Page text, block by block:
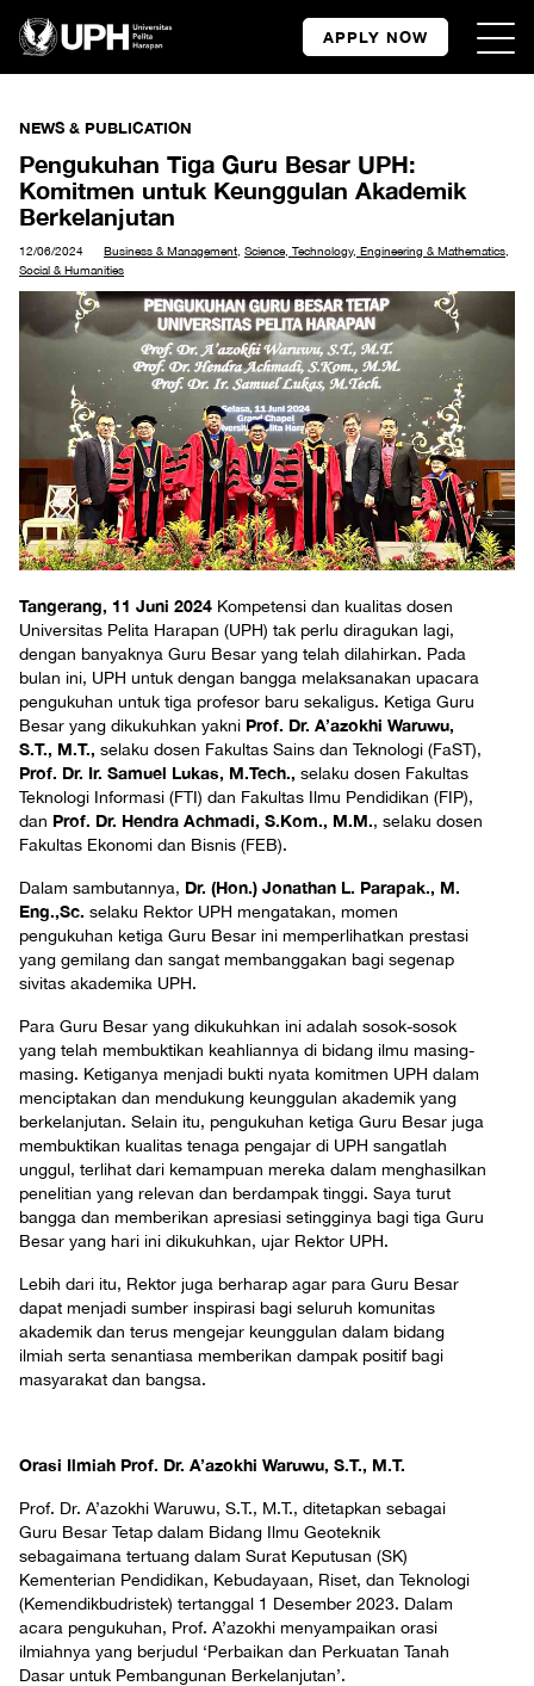
APPLY NOW
NEWS & PUBLICATION
Pengukuhan Tiga Guru Besar UPH:
Komitmen untuk Keunggulan Akademik
Berkelanjutan
12/06/2024 Business & Management Science, Technology, Engineering & Mathematics
Social & Humanities
Tangerang, 11 Juni 2024 Kompetensi dan kualitas dosen
Universitas Pelita Harapan (UPH) tak perlu diragukan lagi,
dengan banyaknya Guru Besar yang telah dilahirkan. Pada
bulan ini, UPH untuk dengan bangga melaksanakan upacara
pengukuhan untuk tiga profesor baru sekaligus. Ketiga Guru
Besar yang dikukuhkan yakni Prof. Dr. A’azokhi Waruwu,
S.T., M.T., selaku dosen Fakultas Sains dan Teknologi (FaST),
Prof. Dr. Ir. Samuel Lukas, M.Tech., selaku dosen Fakultas
Teknologi Informasi (FTI) dan Fakultas Ilmu Pendidikan (FIP),
dan Prof. Dr. Hendra Achmadi, S.Kom., M.M., selaku dosen
Fakultas Ekonomi dan Bisnis (FEB).
Dalam sambutannya, Dr. (Hon.) Jonathan L. Parapak., M.
Eng.,Sc. selaku Rektor UPH mengatakan, momen
pengukuhan ketiga Guru Besar ini memperlihatkan prestasi
yang gemilang dan sangat membanggakan bagi segenap
sivitas akademika UPH.
Para Guru Besar yang dikukuhkan ini adalah sosok-sosok
yang telah membuktikan keahliannya di bidang ilmu masing-
masing. Ketiganya menjadi bukti nyata komitmen UPH dalam
menciptakan dan mendukung keunggulan akademik yang
berkelanjutan. Selain itu, pengukuhan ketiga Guru Besar juga
membuktikan kualitas tenaga pengajar di UPH sangatlah
unggul, terlihat dari kemampuan mereka dalam menghasilkan
penelitian yang relevan dan berdampak tinggi. Saya turut
bangga dan memberikan apresiasi setingginya bagi tiga Guru
Besar yang hari ini dikukuhkan, ujar Rektor UPH.
Lebih dari itu, Rektor juga berharap agar para Guru Besar
dapat menjadi sumber inspirasi bagi seluruh komunitas
akademik dan terus mengejar keunggulan dalam bidang
ilmiah serta senantiasa memberikan dampak positif bagi
masyarakat dan bangsa.
Orasi Ilmiah Prof. Dr. A’azokhi Waruwu, S.T., M.T.
Prof. Dr. A’azokhi Waruwu, S.T., M.T., ditetapkan sebagai
Guru Besar Tetap dalam Bidang Ilmu Geoteknik
sebagaimana tertuang dalam Surat Keputusan (SK)
Kementerian Pendidikan, Kebudayaan, Riset, dan Teknologi
(Kemendikbudristek) tertanggal 1 Desember 2023. Dalam
acara pengukuhan, Prof. A’azokhi menyampaikan orasi
ilmiahnya yang berjudul ‘Perbaikan dan Perkuatan Tanah
Dasar untuk Pembangunan Berkelanjutan’.